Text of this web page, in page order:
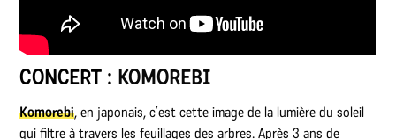
CONCERT : KOMOREBI
Komorebi, en japonais, c’est cette image de la lumière du soleil
qui filtre à travers les feuillages des arbres. Après 3 ans de